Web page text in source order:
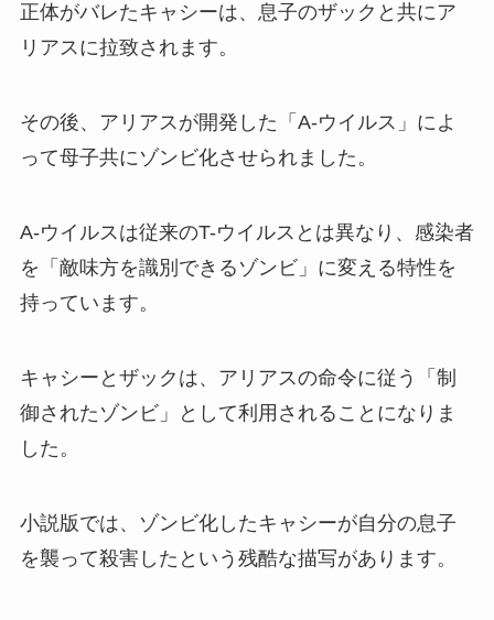
正体がバレたキャシーは、息子のザックと共にア
リアスに拉致されます。
その後、アリアスが開発した「A-ウイルス」によ
って母子共にゾンビ化させられました。
A-ウイルスは従来のT-ウイルスとは異なり、感染者
を「敵味方を識別できるゾンビ」に変える特性を
持っています。
キャシーとザックは、アリアスの命令に従う「制
御されたゾンビ」として利用されることになりま
した。
小説版では、ゾンビ化したキャシーが自分の息子
を襲って殺害したという残酷な描写があります。